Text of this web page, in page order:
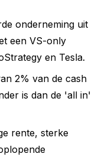
onderneming uit
een VS-only
en Tesla.
2% van de cash
is dan de 'all in'
rente, sterke